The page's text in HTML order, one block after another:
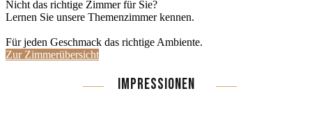
Nicht das richtige Zimmer für Sie?
Lernen Sie unsere Themenzimmer kennen.
Für jeden Geschmack das richtige Ambiente.
Zur Zimmerübersicht
IMPRESSIONEN